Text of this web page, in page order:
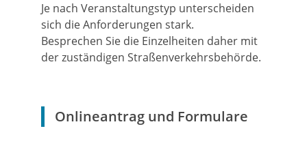
Je nach Veranstaltungstyp unterscheiden
sich die Anforderungen stark.
Besprechen Sie die Einzelheiten daher mit
der zuständigen Straßenverkehrsbehörde.
Onlineantrag und Formulare